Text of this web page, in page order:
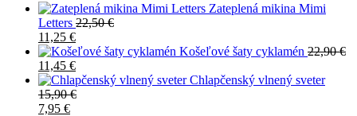
Zateplená mikina Mimi
Letters 22,50€
11,25 €
Košeľové šaty cyklamén 22,90€
11,45 €
Chlapčenský vlnený sveter
15,90€
7,95 €